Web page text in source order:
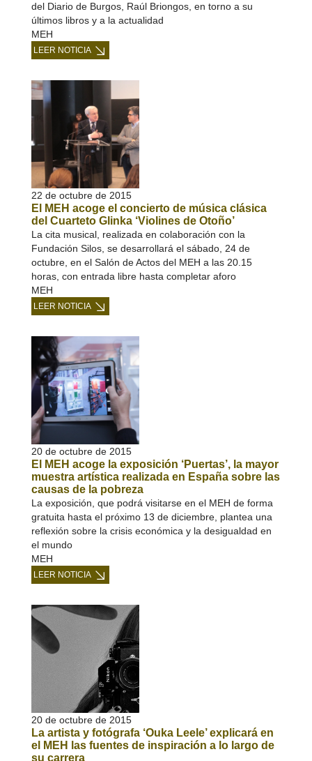
del Diario de Burgos, Raúl Briongos, en torno a su
últimos libros y a la actualidad
MEH
LEER NOTICIA
22 de octubre de 2015
El MEH acoge el concierto de música clásica
del Cuarteto Glinka ‘Violines de Otoño’
La cita musical, realizada en colaboración con la
Fundación Silos, se desarrollará el sábado, 24 de
octubre, en el Salón de Actos del MEH a las 20.15
horas, con entrada libre hasta completar aforo
MEH
LEER NOTICIA
20 de octubre de 2015
El MEH acoge la exposición ‘Puertas’, la mayor
muestra artística realizada en España sobre las
causas de la pobreza
La exposición, que podrá visitarse en el MEH de forma
gratuita hasta el próximo 13 de diciembre, plantea una
reflexión sobre la crisis económica y la desigualdad en
el mundo
MEH
LEER NOTICIA
20 de octubre de 2015
La artista y fotógrafa ‘Ouka Leele’ explicará en
el MEH las fuentes de inspiración a lo largo de
su carrera